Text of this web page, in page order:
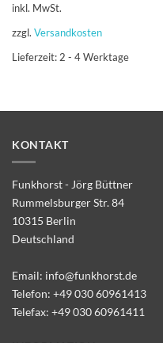
inkl. MwSt.
zzgl. Versandkosten
Lieferzeit: 2 - 4 Werktage
KONTAKT
Funkhorst - Jörg Büttner
Rummelsburger Str. 84
10315 Berlin
Deutschland
Email: info@funkhorst.de
Telefon: +49 030 60961413
Telefax: +49 030 60961411